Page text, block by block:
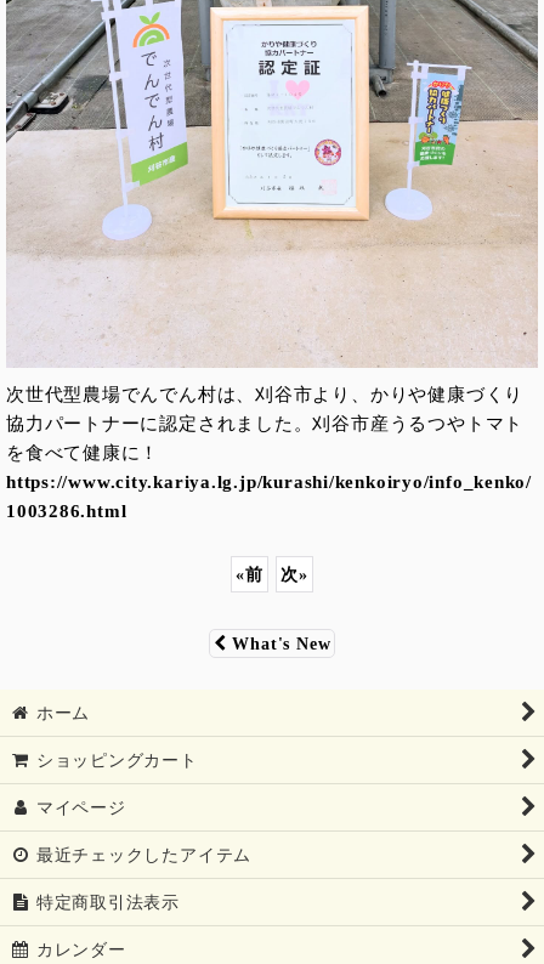
次世代型農場でんでん村は、刈谷市より、かりや健康づくり
協力パートナーに認定されました。刈谷市産うるつやトマト
を食べて健康に！
https://www.city.kariya.lg.jp/kurashi/kenkoiryo/info_kenko/
1003286.html
«前 次»
What's New
ホーム
ショッピングカート
マイページ
最近チェックしたアイテム
特定商取引法表示
カレンダー